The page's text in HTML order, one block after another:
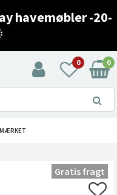
havemøbler -20-
0 0
Gratis fragt